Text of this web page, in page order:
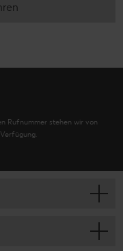
Rufnummer stehen wir von